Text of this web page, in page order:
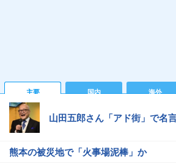
主要 国内 海外
山田五郎さん「アド街」で名
熊本の被災地で「火事場泥棒」か